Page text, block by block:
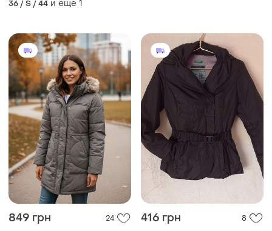
36 / S / 44 и еще 1
849 грн 24 416 грн 8